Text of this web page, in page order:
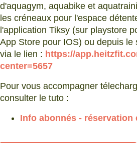
d'aquagym, aquabike et
les créneaux pour l'espace
l'application Tiksy (sur playstore
App Store pour IOS) ou depuis le
via le lien : https://
center=5657
Pour vous accompagner
consulter le tuto :
Info abonnés - réservation